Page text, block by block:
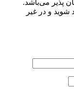
پذیر می‌باشد.
و در غیر